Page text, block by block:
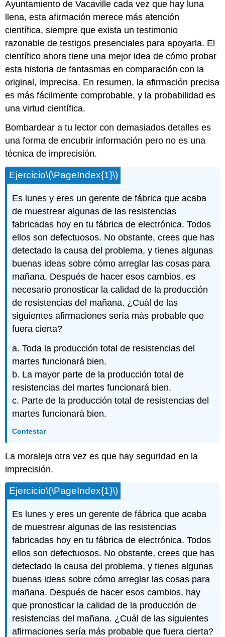
Ayuntamiento de Vacaville cada vez que hay luna
llena, esta afirmación merece más atención
científica, siempre que exista un testimonio
razonable de testigos presenciales para apoyarla. El
científico ahora tiene una mejor idea de cómo probar
esta historia de fantasmas en comparación con la
original, imprecisa. En resumen, la afirmación precisa
es más fácilmente comprobable, y la probabilidad es
una virtud científica.
Bombardear a tu lector con demasiados detalles es
una forma de encubrir información pero no es una
técnica de imprecisión.
Ejercicio\(\PageIndex{1}\)
Es lunes y eres un gerente de fábrica que acaba
de muestrear algunas de las resistencias
fabricadas hoy en tu fábrica de electrónica. Todos
ellos son defectuosos. No obstante, crees que has
detectado la causa del problema, y tienes algunas
buenas ideas sobre cómo arreglar las cosas para
mañana. Después de hacer esos cambios, es
necesario pronosticar la calidad de la producción
de resistencias del mañana. ¿Cuál de las
siguientes afirmaciones sería más probable que
fuera cierta?
a. Toda la producción total de resistencias del
martes funcionará bien.
b. La mayor parte de la producción total de
resistencias del martes funcionará bien.
c. Parte de la producción total de resistencias del
martes funcionará bien.
Contestar
La moraleja otra vez es que hay seguridad en la
imprecisión.
Ejercicio\(\PageIndex{1}\)
Es lunes y eres un gerente de fábrica que acaba
de muestrear algunas de las resistencias
fabricadas hoy en tu fábrica de electrónica. Todos
ellos son defectuosos. No obstante, crees que has
detectado la causa del problema, y tienes algunas
buenas ideas sobre cómo arreglar las cosas para
mañana. Después de hacer esos cambios, hay
que pronosticar la calidad de la producción de
resistencias del mañana. ¿Cuál de las siguientes
afirmaciones sería más probable que fuera cierta?